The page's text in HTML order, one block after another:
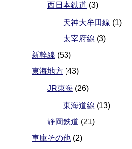
西日本鉄道 (3)
天神大牟田線 (1)
太宰府線 (3)
新幹線 (53)
東海地方 (43)
JR東海 (26)
東海道線 (13)
静岡鉄道 (21)
車庫その他 (2)